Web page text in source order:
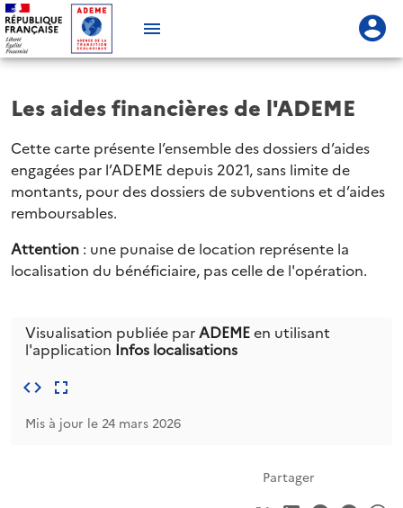
Les aides financières de l'ADEME
Cette carte présente l’ensemble des dossiers d’aides
engagées par l’ADEME depuis 2021, sans limite de
montants, pour des dossiers de subventions et d’aides
remboursables.
Attention : une punaise de location représente la
localisation du bénéficiaire, pas celle de l'opération.
Visualisation publiée parADEMEen utilisant
l'application Infos localisations
Mis à jour le 24 mars 2026
Partager